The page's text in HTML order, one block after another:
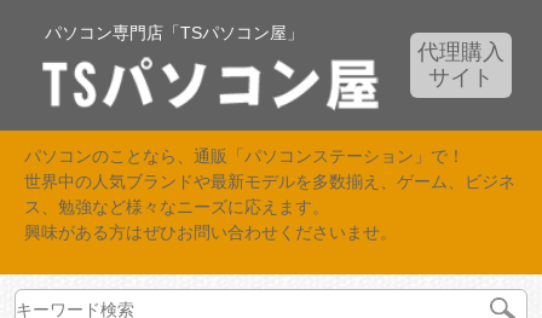
パソコン専門店「TSパソコン屋」
代理購入
サイト
パソコンのことなら、通販「パソコンステーション」で！
世界中の人気ブランドや最新モデルを多数揃え、ゲーム、ビジネ
ス、勉強など様々なニーズに応えます。
興味がある方はぜひお問い合わせくださいませ。